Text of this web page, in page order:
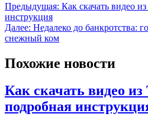
Предыдущая: Как скачать видео
инструкция
Далее: Недалеко до банкротства:
снежный ком
Похожие новости
Как скачать видео
подробная